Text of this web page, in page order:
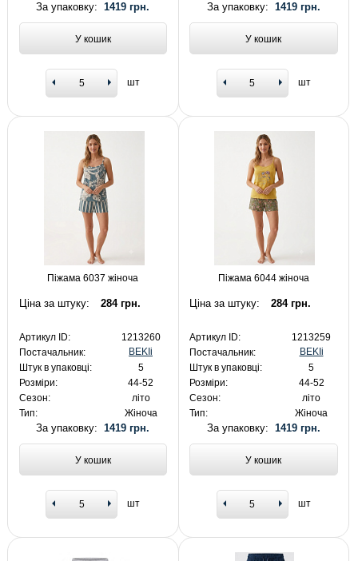
За упаковку:1419 грн.
У кошик
шт
За упаковку: 1419 грн.
У кошик
шт
Піжама 6037 жіноча
Ціна за штуку: 284 грн.
Артикул ID:
1213260
Постачальник:
BEKIi
Штук в упаковці:
5
Розміри:
44-52
Сезон:
літо
Тип:
Жіноча
За упаковку:1419 грн.
У кошик
шт
Піжама 6044 жіноча
Ціна за штуку: 284 грн.
Артикул ID:
1213259
Постачальник:
BEKIi
Штук в упаковці:
5
Розміри:
44-52
Сезон:
літо
Тип:
Жіноча
За упаковку: 1419 грн.
У кошик
шт